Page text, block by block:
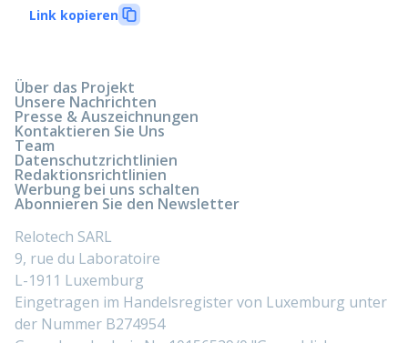
Link kopieren
Über das Projekt
Unsere Nachrichten
Presse & Auszeichnungen
Kontaktieren Sie Uns
Team
Datenschutzrichtlinien
Redaktionsrichtlinien
Werbung bei uns schalten
Abonnieren Sie den Newsletter
Relotech SARL
9, rue du Laboratoire
L-1911 Luxemburg
Eingetragen im Handelsregister von Luxemburg unter
der Nummer B274954